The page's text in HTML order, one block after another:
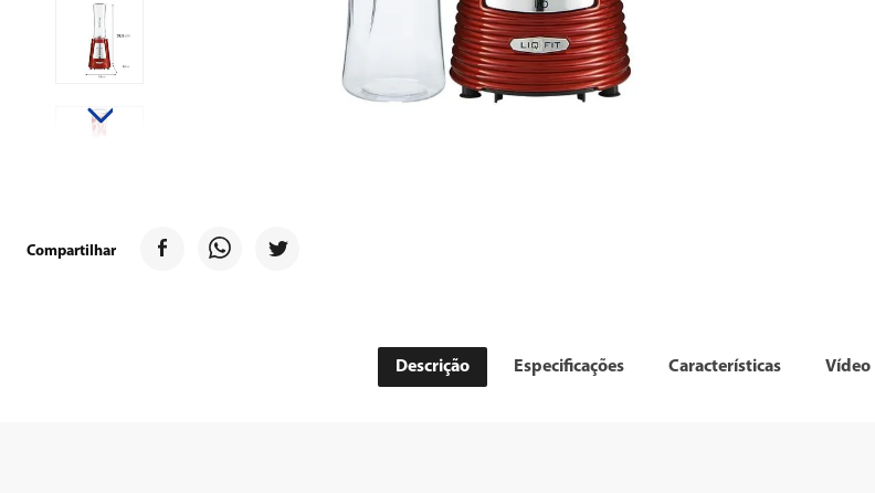
Compartilhar
Descrição Especificações Características Vídeo